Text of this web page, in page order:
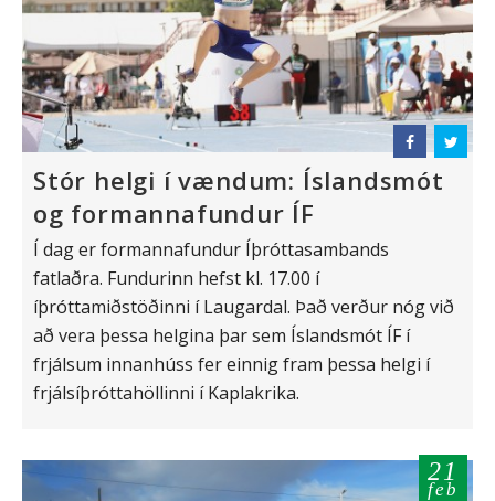
Stór helgi í vændum: Íslandsmót
og formannafundur ÍF
Í dag er formannafundur Íþróttasambands
fatlaðra. Fundurinn hefst kl. 17.00 í
íþróttamiðstöðinni í Laugardal. Það verður nóg við
að vera þessa helgina þar sem Íslandsmót ÍF í
frjálsum innanhúss fer einnig fram þessa helgi í
frjálsíþróttahöllinni í Kaplakrika.
21
feb